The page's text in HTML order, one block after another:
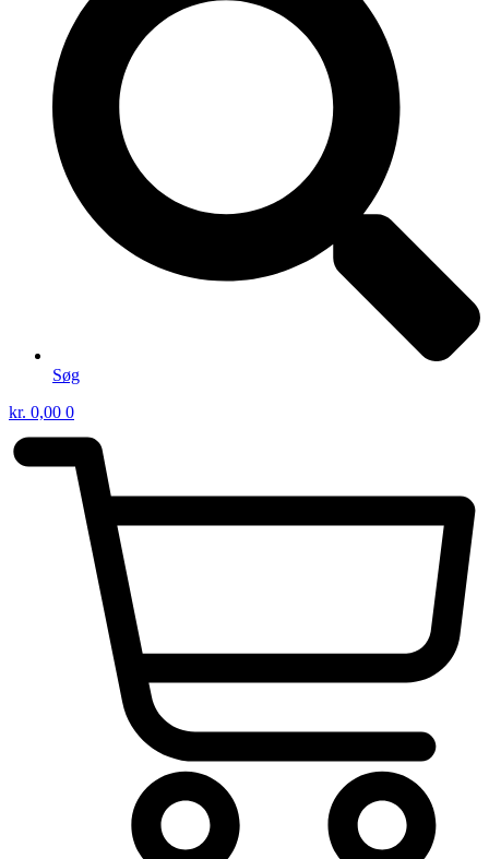
Søg
kr. 0,00 0